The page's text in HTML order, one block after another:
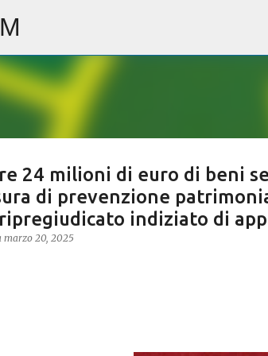
24 milioni di euro di beni
di prevenzione
indiziato di
marzo 20, 2025